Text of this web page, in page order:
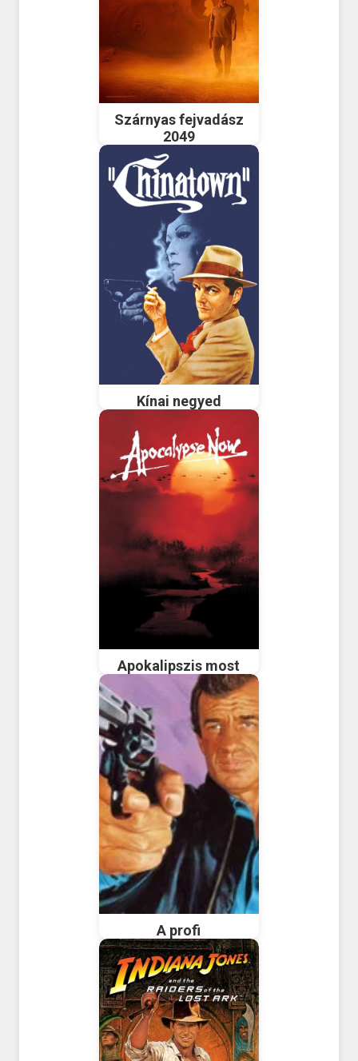
Szárnyas fejvadász
2049
Kínai negyed
Apokalipszis most
A profi